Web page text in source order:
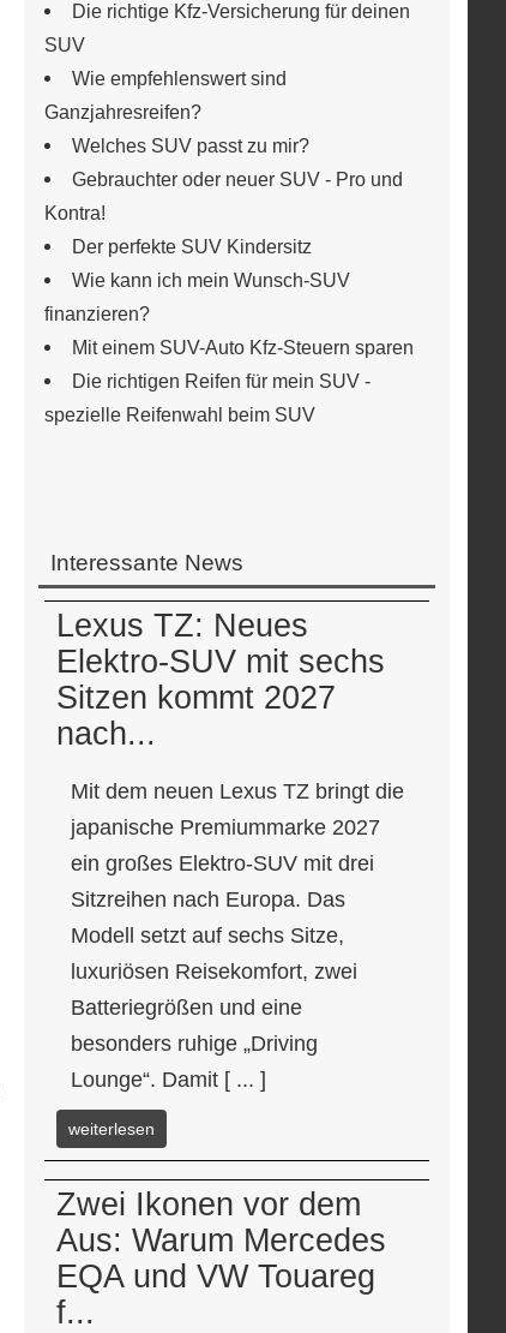
Die richtige Kfz-Versicherung für deinen
SUV
Wie empfehlenswert sind
Ganzjahresreifen?
Welches SUV passt zu mir?
Gebrauchter oder neuer SUV - Pro und
Kontra!
Der perfekte SUV Kindersitz
Wie kann ich mein Wunsch-SUV
finanzieren?
Mit einem SUV-Auto Kfz-Steuern sparen
Die richtigen Reifen für mein SUV -
spezielle Reifenwahl beim SUV
Interessante News
Lexus TZ: Neues
Elektro-SUV mit sechs
Sitzen kommt 2027
nach...
Mit dem neuen Lexus TZ bringt die
japanische Premiummarke 2027
ein großes Elektro-SUV mit drei
Sitzreihen nach Europa. Das
Modell setzt auf sechs Sitze,
luxuriösen Reisekomfort, zwei
Batteriegrößen und eine
besonders ruhige „Driving
Lounge“. Damit [ ... ]
weiterlesen
Zwei Ikonen vor dem
Aus: Warum Mercedes
EQA und VW Touareg
f...